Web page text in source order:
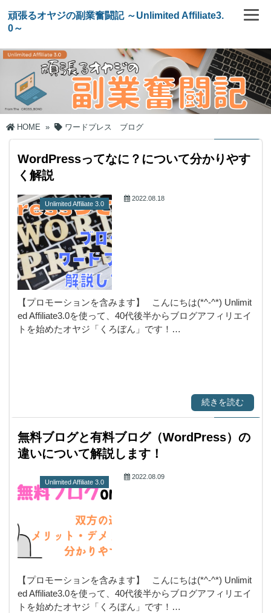
頑張るオヤジの副業奮闘記 ～Unlimited Affiliate3.
0～
HOME » ワードプレス ブログ
WordPressってなに？について分かりやす
く解説
Unlimited Affiliate 3.0
2022.08.18
【プロモーションを含みます】 こんにちは(*^-^*) Unlimit
ed Affiliate3.0を使って、40代後半からブログアフィリエイ
トを始めたオヤジ「くろぼん」です！…
続きを読む
無料ブログと有料ブログ（WordPress）の
違いについて解説します！
Unlimited Affiliate 3.0
2022.08.09
【プロモーションを含みます】 こんにちは(*^-^*) Unlimit
ed Affiliate3.0を使って、40代後半からブログアフィリエイ
トを始めたオヤジ「くろぼん」です！…